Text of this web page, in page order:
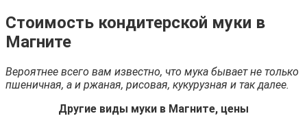
Стоимость кондитерской муки в
Магните
Вероятнее всего вам известно, что мука бывает не только
пшеничная, а и ржаная, рисовая, кукурузная и так далее.
Другие виды муки в Магните, цены